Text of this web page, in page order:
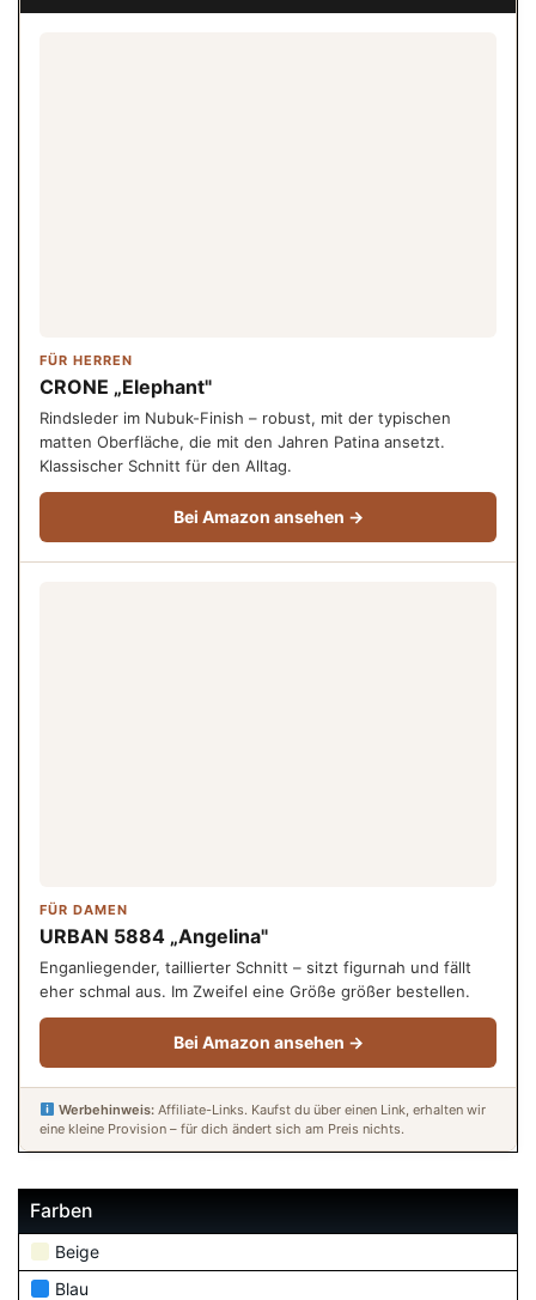
FÜR HERREN
CRONE „Elephant"
Rindsleder im Nubuk-Finish – robust, mit der typischen
matten Oberfläche, die mit den Jahren Patina ansetzt.
Klassischer Schnitt für den Alltag.
Bei Amazon ansehen →
FÜR DAMEN
URBAN 5884 „Angelina"
Enganliegender, taillierter Schnitt – sitzt figurnah und fällt
eher schmal aus. Im Zweifel eine Größe größer bestellen.
Bei Amazon ansehen →
Werbehinweis:Affiliate-Links. Kaufst du über einen Link, erhalten wir
eine kleine Provision – für dich ändert sich am Preis nichts.
Farben
Beige
Blau